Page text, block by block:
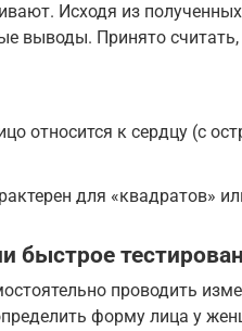
Исходя из
выводы. Принято считать,
относится к сердцу (с
для «квадратов»
быстрое
проводить
форму лица у